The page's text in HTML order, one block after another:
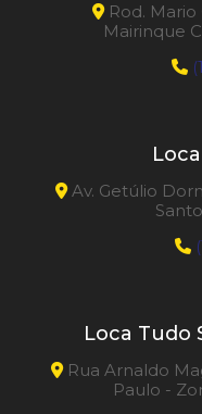
Rod. Mario
Mairinque
Av. Getúlio
Loca Tudo
Rua Arnaldo
Paulo -